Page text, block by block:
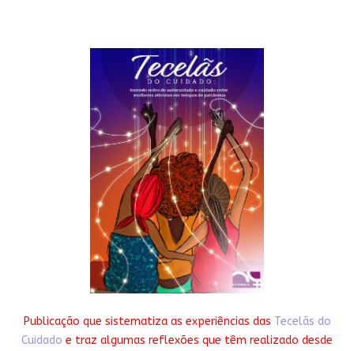
Publicação que sistematiza as experiências das Tecelãs do
Cuidado e traz algumas reflexões que têm realizado desde